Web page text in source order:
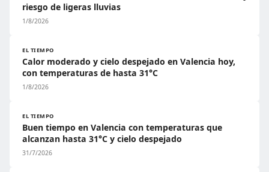
riesgo de ligeras lluvias
1/8/2026
EL TIEMPO
Calor moderado y cielo despejado en Valencia hoy,
con temperaturas de hasta 31°C
1/8/2026
EL TIEMPO
Buen tiempo en Valencia con temperaturas que
alcanzan hasta 31°C y cielo despejado
31/7/2026